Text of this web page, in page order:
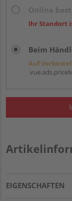
Ihr Standort
Beim
Auf
EIGENSCHAFTEN